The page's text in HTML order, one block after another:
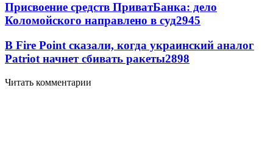
Присвоение средств ПриватБанка: дело
Коломойского направлено в суд2945
В Fire Point сказали, когда украинский аналог
Patriot начнет сбивать ракеты2898
Читать комментарии